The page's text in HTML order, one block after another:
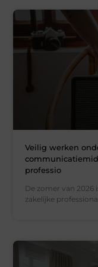
Veilig werken
professio
De zomer van 2026
zakelijke